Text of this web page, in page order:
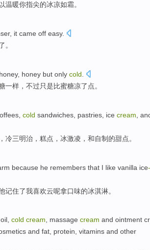
温暖你指尖的冰凉如霜。
, it came off easy.
。
honey, honey but only cold
一样 ， 不过只是比蜜糖凉了点。
cold sandwiches pastries ice cream ,
， 冷三明治 ， 糕点 ， 冰激凌 ，和自制 的甜点。
because he remembers that I like vanilla ice-
记住了我喜欢云呢拿口味的冰淇淋。
oil, cold cream, massage cream and ointment
and fat, protein, vitamins and other